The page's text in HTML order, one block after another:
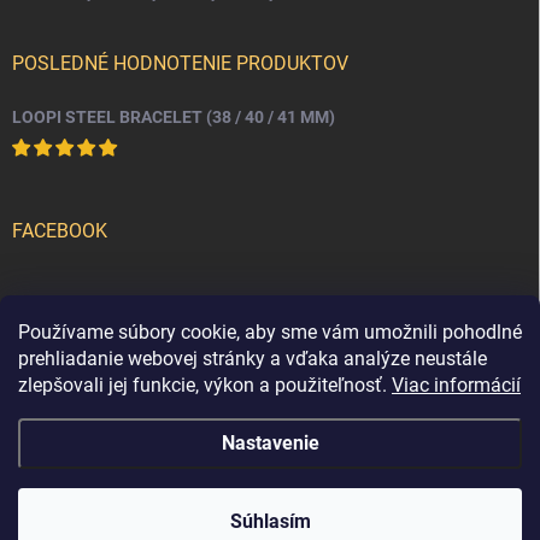
Používame súbory cookie, aby sme vám umožnili pohodlné
prehliadanie webovej stránky a vďaka analýze neustále
zlepšovali jej funkcie, výkon a použiteľnosť. Viac informácií
Nastavenie
Súhlasím
POSLEDNÉ HODNOTENIE PRODUKTOV
LOOPI STEEL BRACELET (38 / 40 / 41 MM)
FACEBOOK
PRIJÍMAME ONLINE PLATBY
loopi. Všetky práva vyhradené.